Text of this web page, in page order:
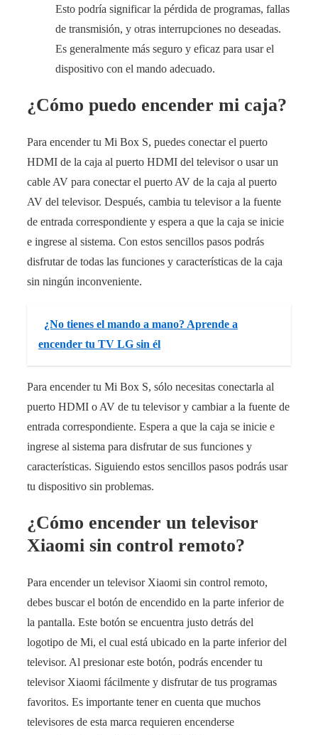
Esto podría significar la pérdida de programas, fallas
de transmisión, y otras interrupciones no deseadas.
Es generalmente más seguro y eficaz para usar el
dispositivo con el mando adecuado.
¿Cómo puedo encender mi caja?
Para encender tu Mi Box S, puedes conectar el puerto
HDMI de la caja al puerto HDMI del televisor o usar un
cable AV para conectar el puerto AV de la caja al puerto
AV del televisor. Después, cambia tu televisor a la fuente
de entrada correspondiente y espera a que la caja se inicie
e ingrese al sistema. Con estos sencillos pasos podrás
disfrutar de todas las funciones y características de la caja
sin ningún inconveniente.
¿No tienes el mando a mano? Aprende a
encender tu TV LG sin él
Para encender tu Mi Box S, sólo necesitas conectarla al
puerto HDMI o AV de tu televisor y cambiar a la fuente de
entrada correspondiente. Espera a que la caja se inicie e
ingrese al sistema para disfrutar de sus funciones y
características. Siguiendo estos sencillos pasos podrás usar
tu dispositivo sin problemas.
¿Cómo encender un televisor
Xiaomi sin control remoto?
Para encender un televisor Xiaomi sin control remoto,
debes buscar el botón de encendido en la parte inferior de
la pantalla. Este botón se encuentra justo detrás del
logotipo de Mi, el cual está ubicado en la parte inferior del
televisor. Al presionar este botón, podrás encender tu
televisor Xiaomi fácilmente y disfrutar de tus programas
favoritos. Es importante tener en cuenta que muchos
televisores de esta marca requieren encenderse